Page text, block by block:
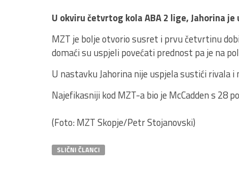
U okviru četvrtog kola ABA 2 lige, Jahorina
MZT je bolje otvorio susret i prvu četvrtinu
domaći su uspjeli povećati prednost pa je na
U nastavku Jahorina nije uspjela sustići rivala
Najefikasniji kod MZT-a bio je McCadden s 28
(Foto: MZT Skopje/Petr Stojanovski)
SLIČNI ČLANCI